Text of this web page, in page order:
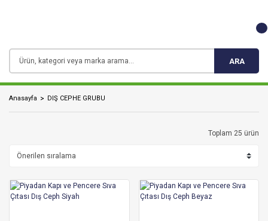
ARA
Anasayfa DIŞ CEPHE GRUBU
Toplam 25 ürün